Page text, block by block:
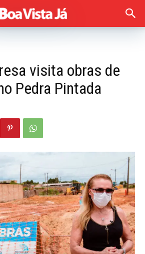
visita obras de
Pedra Pintada